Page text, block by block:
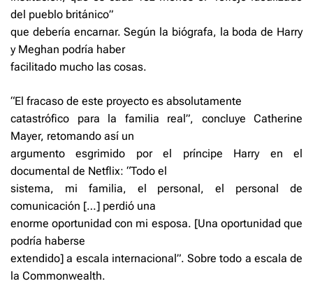
del pueblo británico”
que debería encarnar. Según la biógrafa, la boda de Harry
y Meghan podría haber
facilitado mucho las cosas.
“El fracaso de este proyecto es absolutamente
catastrófico para la familia real”, concluye Catherine
Mayer, retomando así un
argumento esgrimido por el príncipe Harry en el
documental de Netflix: “Todo el
sistema, mi familia, el personal, el personal de
comunicación […] perdió una
enorme oportunidad con mi esposa. [Una oportunidad que
podría haberse
extendido] a escala internacional”. Sobre todo a escala de
la Commonwealth.